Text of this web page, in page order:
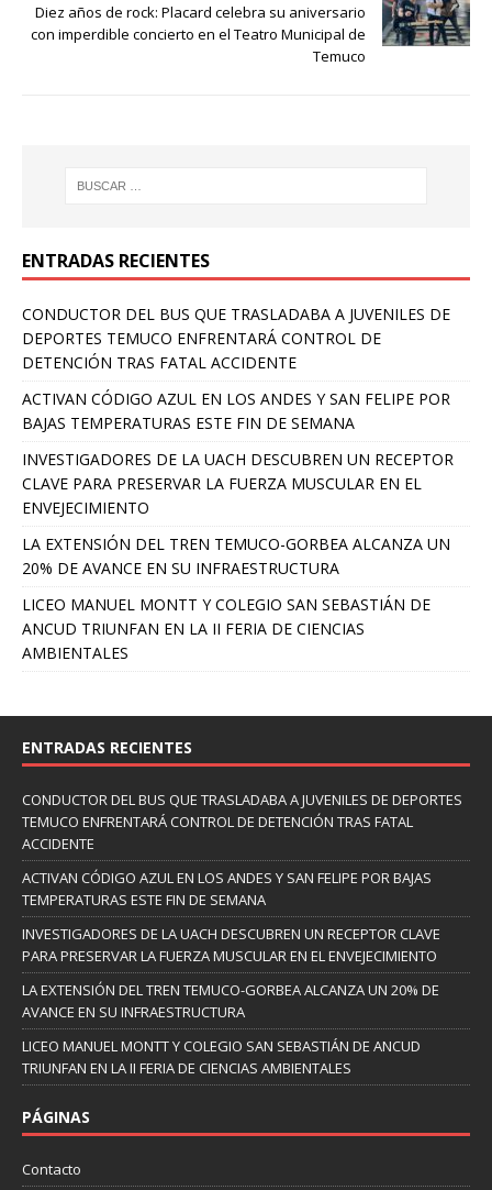
Diez años de rock: Placard celebra su aniversario
con imperdible concierto en el Teatro Municipal de
Temuco
ENTRADAS RECIENTES
CONDUCTOR DEL BUS QUE TRASLADABA A JUVENILES DE
DEPORTES TEMUCO ENFRENTARÁ CONTROL DE
DETENCIÓN TRAS FATAL ACCIDENTE
ACTIVAN CÓDIGO AZUL EN LOS ANDES Y SAN FELIPE POR
BAJAS TEMPERATURAS ESTE FIN DE SEMANA
INVESTIGADORES DE LA UACH DESCUBREN UN RECEPTOR
CLAVE PARA PRESERVAR LA FUERZA MUSCULAR EN EL
ENVEJECIMIENTO
LA EXTENSIÓN DEL TREN TEMUCO-GORBEA ALCANZA UN
20% DE AVANCE EN SU INFRAESTRUCTURA
LICEO MANUEL MONTT Y COLEGIO SAN SEBASTIÁN DE
ANCUD TRIUNFAN EN LA II FERIA DE CIENCIAS
AMBIENTALES
ENTRADAS RECIENTES
CONDUCTOR DEL BUS QUE TRASLADABA A JUVENILES DE DEPORTES
TEMUCO ENFRENTARÁ CONTROL DE DETENCIÓN TRAS FATAL
ACCIDENTE
ACTIVAN CÓDIGO AZUL EN LOS ANDES Y SAN FELIPE POR BAJAS
TEMPERATURAS ESTE FIN DE SEMANA
INVESTIGADORES DE LA UACH DESCUBREN UN RECEPTOR CLAVE
PARA PRESERVAR LA FUERZA MUSCULAR EN EL ENVEJECIMIENTO
LA EXTENSIÓN DEL TREN TEMUCO-GORBEA ALCANZA UN 20% DE
AVANCE EN SU INFRAESTRUCTURA
LICEO MANUEL MONTT Y COLEGIO SAN SEBASTIÁN DE ANCUD
TRIUNFAN EN LA II FERIA DE CIENCIAS AMBIENTALES
PÁGINAS
Contacto